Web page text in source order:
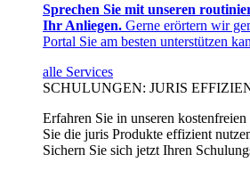
Sprechen Sie mit unseren
Ihr Anliegen. Gerne erörtern wir
Portal Sie am besten unterstützen
alle Services
SCHULUNGEN: JURIS
Erfahren Sie in unseren
Sie die juris Produkte effizient
Sichern Sie sich jetzt Ihren